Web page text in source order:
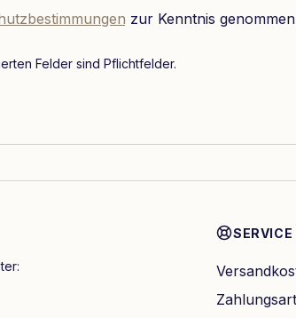
zur Kenntnis
Felder sind Pflichtfelder.
SERVICE